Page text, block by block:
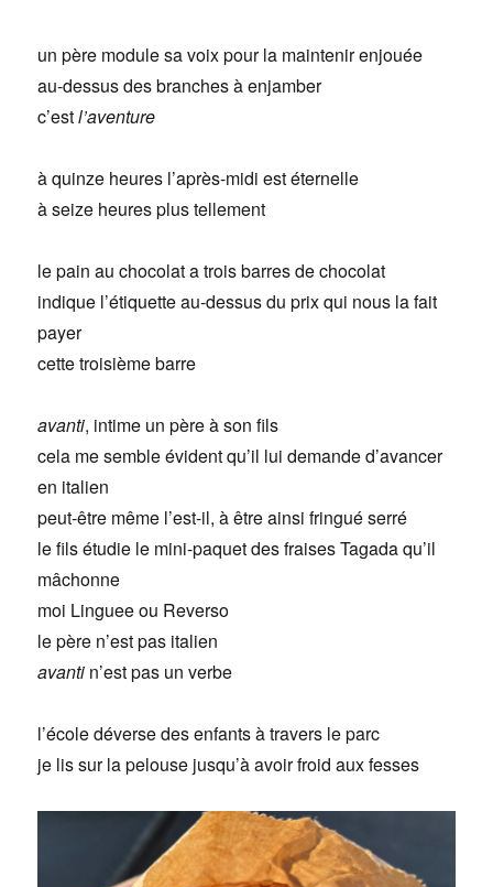
un père module sa voix pour la maintenir enjouée
au-dessus des branches à enjamber
c’estl’aventure
à quinze heures l’après-midi est éternelle
à seize heures plus tellement
le pain au chocolat a trois barres de chocolat
indique l’étiquette au-dessus du prix qui nous la fait
payer
cette troisième barre
avanti, intime un père à son fils
cela me semble évident qu’il lui demande d’avancer
en italien
peut-être même l’est-il, à être ainsi fringué serré
le fils étudie le mini-paquet des fraises Tagada qu’il
mâchonne
moi Linguee ou Reverso
le père n’est pas italien
avanti n’est pas un verbe
l’école déverse des enfants à travers le parc
je lis sur la pelouse jusqu’à avoir froid aux fesses